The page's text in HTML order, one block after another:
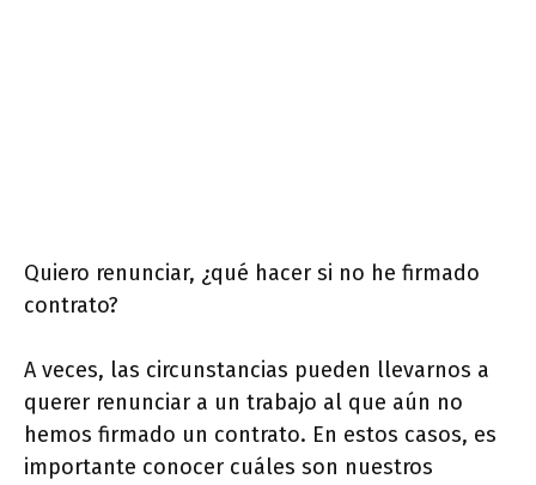
Quiero renunciar, ¿qué hacer si no he firmado
contrato?
A veces, las circunstancias pueden llevarnos a
querer renunciar a un trabajo al que aún no
hemos firmado un contrato. En estos casos, es
importante conocer cuáles son nuestros